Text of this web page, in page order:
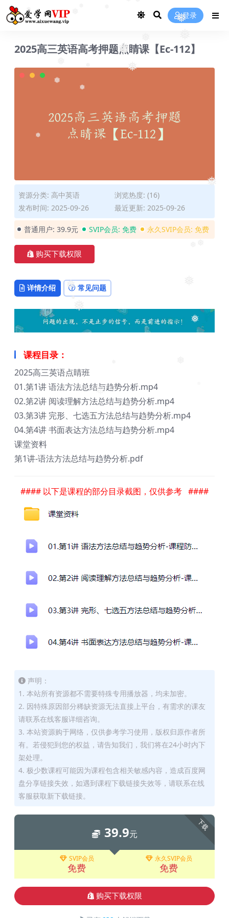
❅
❅
❅
❅
❅
❅
❅
❅
❅
❅
❅
❅
❅
登录
2025高三英语高考押题点睛课【Ec-112】
资源分类: 高中英语
浏览热度: (16)
发布时间: 2025-09-26
最近更新: 2025-09-26
普通用户: 39.9元 SVIP会员: 免费 永久SVIP会员: 免费
购买下载权限
详情介绍 常见问题
课程目录：
2025高三英语点睛班
01.第1讲 语法方法总结与趋势分析.mp4
02.第2讲 阅读理解方法总结与趋势分析.mp4
03.第3讲 完形、七选五方法总结与趋势分析.mp4
04.第4讲 书面表达方法总结与趋势分析.mp4
课堂资料
第1讲-语法方法总结与趋势分析.pdf
#### 以下是课程的部分目录截图，仅供参考 ####
声明：
1. 本站所有资源都不需要特殊专用播放器，均未加密。
2. 因特殊原因部分稀缺资源无法直接上平台，有需求的课友
请联系在线客服详细咨询。
3. 本站资源购于网络，仅供参考学习使用，版权归原作者所
有。若侵犯到您的权益，请告知我们，我们将在24小时内下
架处理。
4. 极少数课程可能因为课程包含相关敏感内容，造成百度网
盘分享链接失效，如遇到课程下载链接失效等，请联系在线
客服获取新下载链接。
下载
39.9元
SVIP会员
免费
永久SVIP会员
免费
购买下载权限